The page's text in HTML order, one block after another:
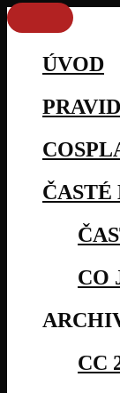
ÚVOD
ČASTÉ
CO
CC